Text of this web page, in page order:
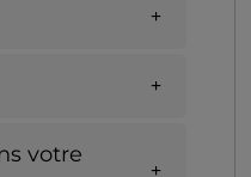
votre